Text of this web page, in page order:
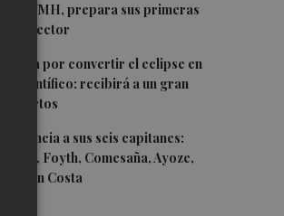
PCUMH, prepara sus primeras
el sector
por convertir el eclipse en
científico: recibirá a un gran
expertos
anuncia a sus seis capitanes:
Foyth, Comesaña, Ayoze,
Logan Costa